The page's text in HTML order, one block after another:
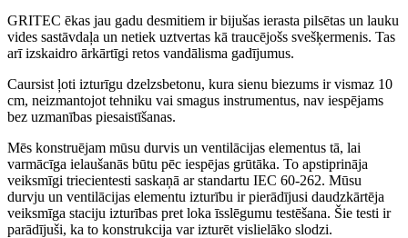
GRITEC ēkas jau gadu desmitiem ir bijušas ierasta pilsētas un lauku
vides sastāvdaļa un netiek uztvertas kā traucējošs svešķermenis. Tas
arī izskaidro ārkārtīgi retos vandālisma gadījumus.
Caursist ļoti izturīgu dzelzsbetonu, kura sienu biezums ir vismaz 10
cm, neizmantojot tehniku ​​vai smagus instrumentus, nav iespējams
bez uzmanības piesaistīšanas.
Mēs konstruējam mūsu durvis un ventilācijas elementus tā, lai
varmācīga ielaušanās būtu pēc iespējas grūtāka. To apstiprināja
veiksmīgi triecientesti saskaņā ar standartu IEC 60-262. Mūsu
durvju un ventilācijas elementu izturību ir pierādījusi daudzkārtēja
veiksmīga staciju izturības pret loka īsslēgumu testēšana. Šie testi ir
parādījuši, ka to konstrukcija var izturēt vislielāko slodzi.